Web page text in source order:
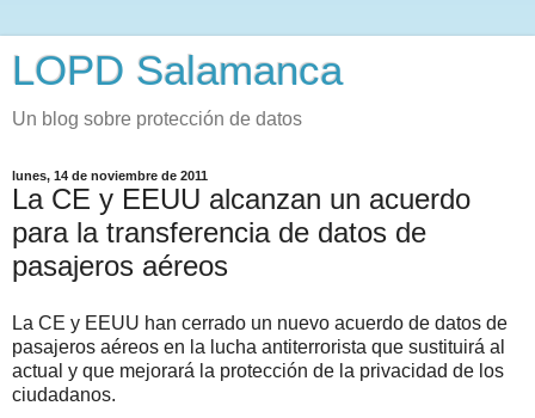
LOPD Salamanca
Un blog sobre protección de datos
lunes, 14 de noviembre de 2011
La CE y EEUU alcanzan un acuerdo
para la transferencia de datos de
pasajeros aéreos
La CE y EEUU han cerrado un nuevo acuerdo de datos de
pasajeros aéreos en la lucha antiterrorista que sustituirá al
actual y que mejorará la protección de la privacidad de los
ciudadanos.